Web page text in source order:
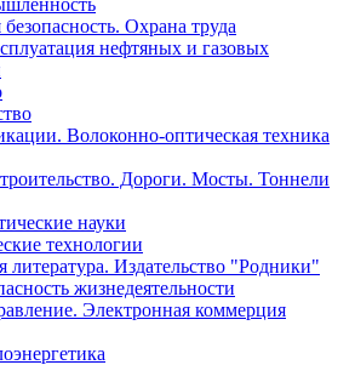
Охрана труда
нефтяных и газовых
Волоконно-оптическая техника
Дороги. Мосты. Тоннели
науки
технологии
литература. Издательство "Родники"
жизнедеятельности
Электронная коммерция